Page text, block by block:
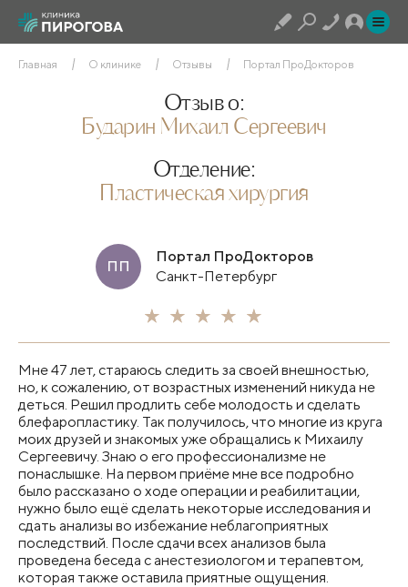
Главная О клинике Отзывы Портал ПроДокторов
Отзыв о:
Бударин Михаил Сергеевич
Отделение:
Пластическая хирургия
ПП
Портал ПроДокторов
Санкт-Петербург
Мне 47 лет, стараюсь следить за своей внешностью,
но, к сожалению, от возрастных изменений никуда не
деться. Решил продлить себе молодость и сделать
блефаропластику​. Так получилось, что многие из круга
моих друзей и знакомых уже обращались к Михаилу
Сергеевичу. Знаю о его профессионализме не
понаслышке. На первом приёме мне все подробно
было рассказано о ходе операции и реабилитации,
нужно было ещё сделать некоторые исследования и
сдать анализы​ во избежание неблагоприятных
последствий. После сдачи всех анализов была
проведена беседа с анестезиологом и терапевтом,
которая также оставила приятные ощущения.